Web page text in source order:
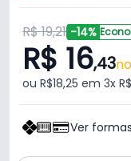
R$ 19,21 -14%
R$ 16,43
ou R$18,25 em 3x
Ver